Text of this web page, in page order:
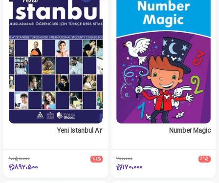
Number Magic
٪15 200،000
170،000
Yeni Istanbul A2
٪15 1،050،000
892،500